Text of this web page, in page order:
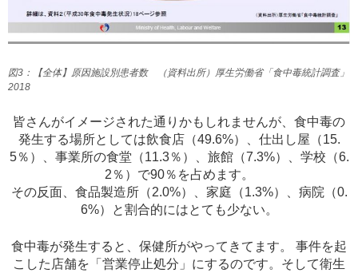
図3：【全体】原因施設別患者数 （資料出所）厚生労働省「食中毒統計調査」
2018
皆さんがイメージされた通りかもしれませんが、食中毒の
発生する場所としては飲食店（49.6%）、仕出し屋（15.
5％）、事業所の食堂（11.3％）、旅館（7.3%）、学校（6.
2％）で90％を占めます。
その反面、食品製造所（2.0%）、家庭（1.3%）、病院（0.
6%）と割合的にはとても少ない。
食中毒が発生すると、保健所がやってきてます。 事件を起
こした店舗を「営業停止処分」にするのです。そして衛生